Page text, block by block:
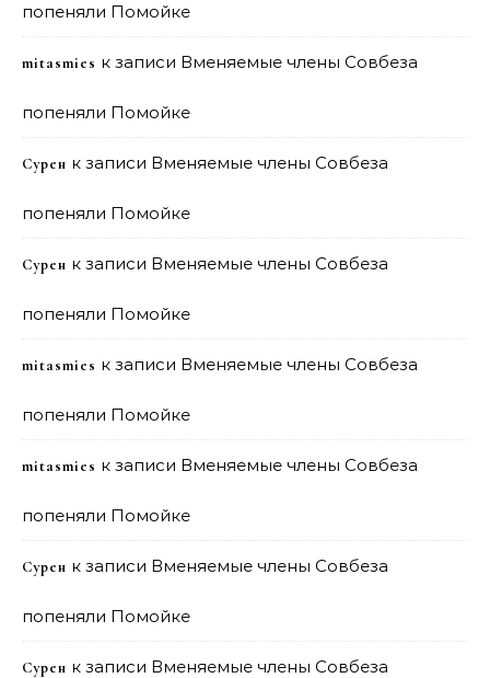
попеняли Помойке
mitasmies к записи Вменяемые члены Совбеза
попеняли Помойке
Сурен к записи Вменяемые члены Совбеза
попеняли Помойке
Сурен к записи Вменяемые члены Совбеза
попеняли Помойке
mitasmies к записи Вменяемые члены Совбеза
попеняли Помойке
mitasmies к записи Вменяемые члены Совбеза
попеняли Помойке
Сурен к записи Вменяемые члены Совбеза
попеняли Помойке
Сурен к записи Вменяемые члены Совбеза